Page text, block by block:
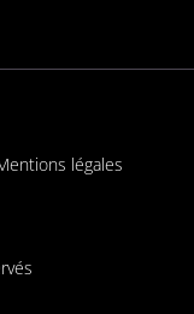
légales